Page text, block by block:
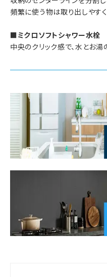
頻繁に使う物は取り出しやす
■ミクロソフトシャワー水栓
中央のクリック感で、水とお湯